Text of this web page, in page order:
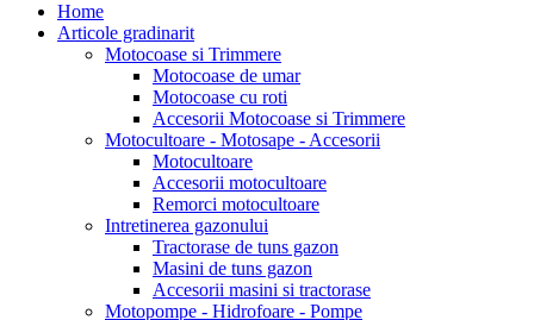
Home
Articole gradinarit
Motocoase si Trimmere
Motocoase de umar
Motocoase cu roti
Accesorii Motocoase si Trimmere
Motocultoare - Motosape - Accesorii
Motocultoare
Accesorii motocultoare
Remorci motocultoare
Intretinerea gazonului
Tractorase de tuns gazon
Masini de tuns gazon
Accesorii masini si tractorase
Motopompe - Hidrofoare - Pompe